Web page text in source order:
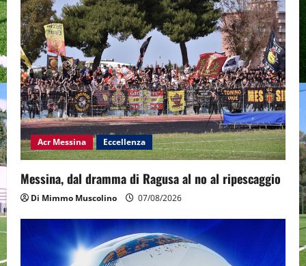
Acr Messina Eccellenza
Messina, dal dramma di Ragusa al no al ripescaggio
Di Mimmo Muscolino 07/08/2026